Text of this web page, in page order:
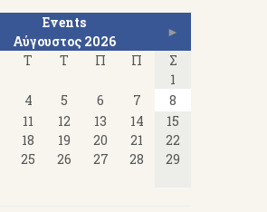
Events
Αύγουστος 2026
►
Τ Τ Π Π
Σ
1
4 5 6 7
8
11 12 13 14
15
18 19 20 21
22
25 26 27 28
29